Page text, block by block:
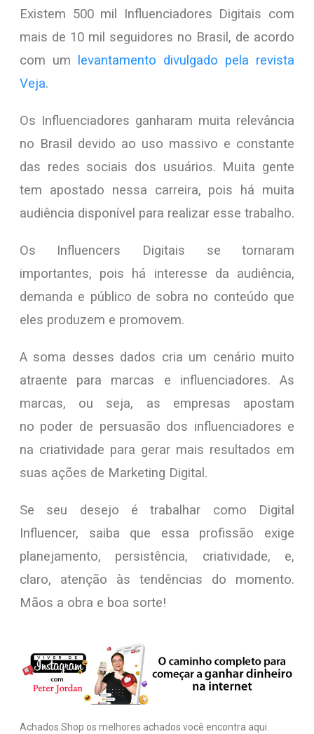
Existem 500 mil Influenciadores Digitais com
mais de 10 mil seguidores no Brasil, de acordo
com um
levantamento divulgado pela revista
Veja.
Os Influenciadores ganharam muita relevância
no Brasil devido ao uso massivo e constante
das redes sociais dos usuários. Muita gente
tem apostado nessa carreira, pois há muita
audiência disponível para realizar esse trabalho.
Os Influencers Digitais se tornaram
importantes, pois há interesse da audiência,
demanda e público de sobra no conteúdo que
eles produzem e promovem.
A soma desses dados cria um cenário muito
atraente para marcas e influenciadores. As
marcas, ou seja, as empresas apostam
no poder de persuasão dos influenciadores e
na criatividade para gerar mais resultados em
suas ações de Marketing Digital.
Se seu desejo é trabalhar como Digital
Influencer, saiba que essa profissão exige
planejamento, persistência, criatividade, e,
claro, atenção às tendências do momento.
Mãos a obra e boa sorte!
Achados.Shop os melhores achados você encontra aqui.